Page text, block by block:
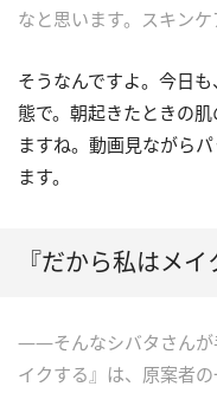
なと思います。スキン
そうなんですよ。今日
態で。朝起きたときの
ますね。動画見ながら
ます。
『だから私はメ
――そんなシバタさんが
イクする』は、原案者